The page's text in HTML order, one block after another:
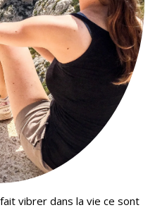
vibrer dans la vie ce sont